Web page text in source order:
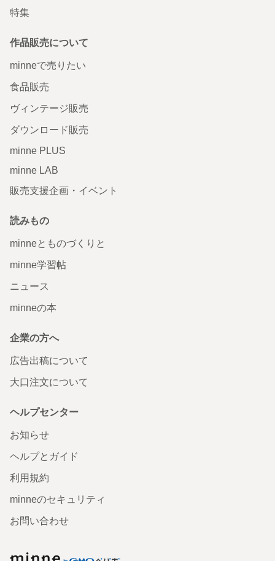
特集
作品販売について
minneで売りたい
食品販売
ヴィンテージ販売
ダウンロード販売
minne PLUS
minne LAB
販売支援企画・イベント
読みもの
minneとものづくりと
minne学習帖
ニュース
minneの本
企業の方へ
広告出稿について
大口注文について
ヘルプセンター
お知らせ
ヘルプとガイド
利用規約
minneのセキュリティ
お問い合わせ